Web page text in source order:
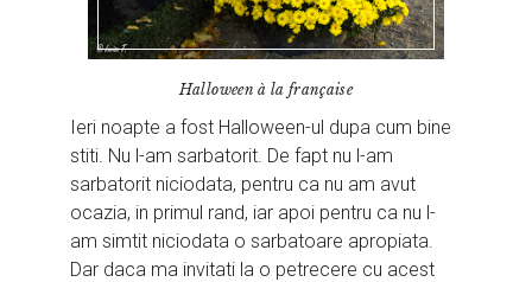
Halloween à la française
Ieri noapte a fost Halloween-ul dupa cum bine
stiti. Nu l-am sarbatorit. De fapt nu l-am
sarbatorit niciodata, pentru ca nu am avut
ocazia, in primul rand, iar apoi pentru ca nu l-
am simtit niciodata o sarbatoare apropiata.
Dar daca ma invitati la o petrecere cu acest